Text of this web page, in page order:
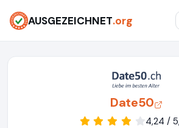
AUSGEZEICHNET.org
Date50
4,24 /